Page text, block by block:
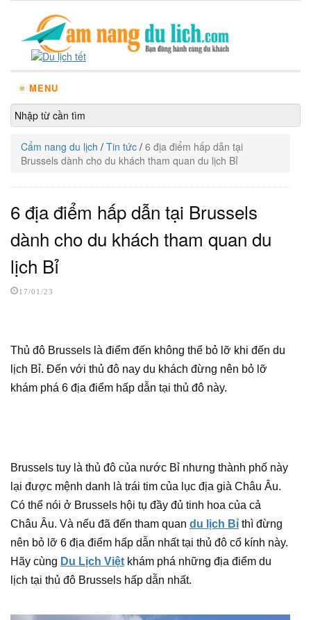
≡ MENU
Cẩm nang du lịch / Tin tức / 6 địa điểm hấp dẫn tại
Brussels dành cho du khách tham quan du lịch Bỉ
6 địa điểm hấp dẫn tại Brussels
dành cho du khách tham quan du
lịch Bỉ
17/01/23
Thủ đô Brussels là điểm đến không thể bỏ lỡ khi đến du
lịch Bỉ. Đến với thủ đô nay du khách đừng nên bỏ lỡ
khám phá 6 địa điểm hấp dẫn tại thủ đô này.
Brussels tuy là thủ đô của nước Bỉ nhưng thành phố này
lại được mệnh danh là trái tim của lục địa già Châu Âu.
Có thể nói ở Brussels hội tụ đầy đủ tinh hoa của cả
Châu Âu. Và nếu đã đến tham quan du lịch Bỉ thì đừng
nên bỏ lỡ 6 địa điểm hấp dẫn nhất tại thủ đô cổ kính này.
Hãy cùng Du Lịch Việt khám phá những địa điểm du
lịch tại thủ đô Brussels hấp dẫn nhất.